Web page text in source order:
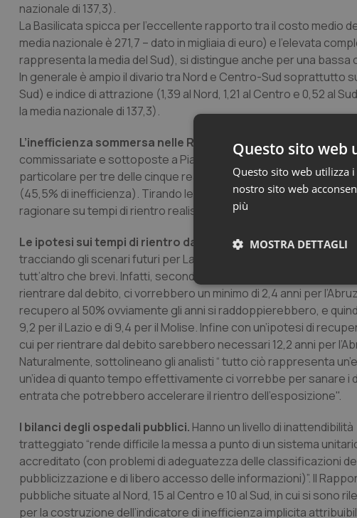
nazionale di 137,3).
La Basilicata spicca per l’eccellente rapporto tra il costo medio
media nazionale è 271,7 – dato in migliaia di euro) e l’elevata
rappresenta la media del Sud), si distingue anche per una bassa
In generale è ampio il divario tra Nord e Centro-Sud soprattutto
Sud) e indice di attrazione (1,39 al Nord, 1,21 al Centro e 0,52 al
la media nazionale di 137,3).
L’inefficienza sommersa nelle Regioni in deficit. Lo scenario
commissariate e sottoposte a Piani di rientro, con la relativa
particolare per tre delle cinque realtà con i conti in rosso: Lazio
(45,5% di inefficienza). Tirando le somme, rilevano gli analisti,
ragionare su tempi di rientro realistici bisogna agire con
Le ipotesi sui tempi di rientro dal deficit. Proprio sui tempi di
tracciando gli scenari futuri per Lazio, Campania, Abruzzo e
tutt’altro che brevi. Infatti, secondo gli analisti di Ermeneia, se si
rientrare dal debito, ci vorrebbero un minimo di 2,4 anni per
recupero al 50% ovviamente gli anni si raddoppierebbero, e
9,2 per il Lazio e di 9,4 per il Molise. Infine con un’ipotesi di
cui per rientrare dal debito sarebbero necessari 12,2 anni per
Naturalmente, sottolineano gli analisti “ tutto ciò rappresenta
un’idea di quanto tempo effettivamente ci vorrebbe per sanare
entrata che potrebbero accelerare il rientro dell’esposizione".
I bilanci degli ospedali pubblici. Hanno un livello di
tratteggiato “rende difficile la messa a punto di un sistema
accreditato (con problemi di adeguatezza delle classificazioni
pubblicizzazione e di libero accesso delle informazioni)”. Il
pubbliche situate al Nord, 15 al Centro e 10 al Sud, in cui si sono
per la costruzione dell’indicatore di inefficienza implicita
Questo sito web
Questo sito web utilizza
nostro sito web
più
MOSTRA DETTAGLI
Necessari
e l'accesso alle aree protette
Nome
VISITOR_PRIVACY_METADATA